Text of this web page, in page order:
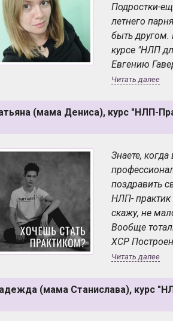
Подростки-
летнего
быть
курсе "НЛП
Евгению
каждому
видеть пути
Читать далее
(мама Дениса), курс "НЛП-
Знаете,
поздравить
НЛП-
скажу, не
Вообще
ХСР
решений.
языка.
Калибровка
Читать далее
(мама Станислава), курс